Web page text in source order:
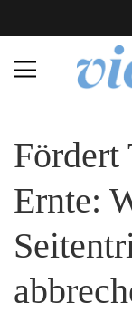
Fördert
Ernte: